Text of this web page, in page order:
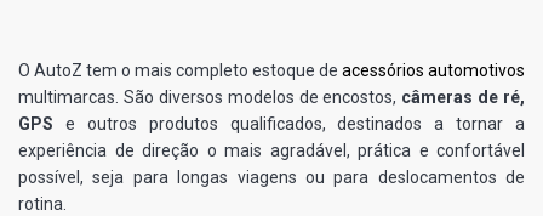
O AutoZ tem o mais completo estoque de acessórios automotivos
multimarcas. São diversos modelos de encostos, câmeras de ré,
GPS e outros produtos qualificados, destinados a tornar a
experiência de direção o mais agradável, prática e confortável
possível, seja para longas viagens ou para deslocamentos de
rotina.